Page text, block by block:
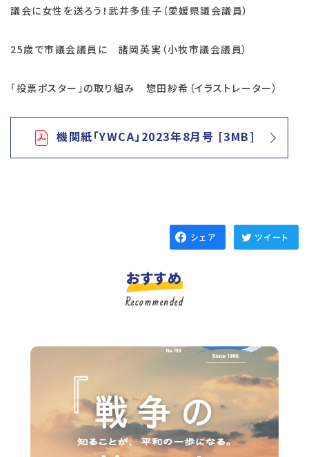
議会に女性を送ろう！武井多佳子（愛媛県議会議員）
25歳で市議会議員に 諸岡英実（小牧市議会議員）
「投票ポスター」の取り組み 惣田紗希（イラストレーター）
機関紙「YWCA」2023年8月号 [3MB]
シェア ツイート
おすすめ
Recommended